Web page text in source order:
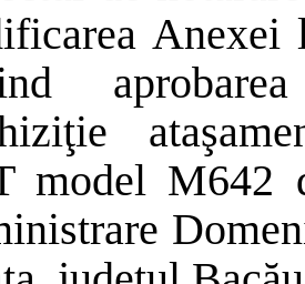
model M642